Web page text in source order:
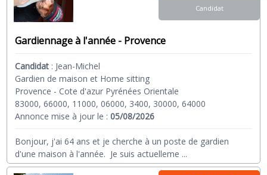
Gardiennage à l'année - Provence
Candidat : Jean-Michel
Gardien de maison et Home sitting
Provence - Cote d'azur Pyrénées Orientale
83000, 66000, 11000, 06000, 3400, 30000, 64000
Annonce mise à jour le :05/08/2026
Bonjour, j'ai 64 ans et je cherche à un poste de gardien
d'une maison à l'année. Je suis actuelleme ...
Candidat